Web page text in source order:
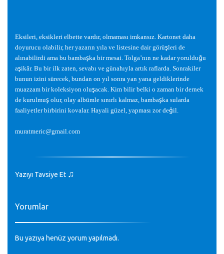
Eksileri, eksikleri elbette vardır, olmaması imkansız. Kartonet daha
doyurucu olabilir, her yazarın yıla ve listesine dair görüşleri de
alınabilirdi ama bu bambaşka bir mesai. Tolga’nın ne kadar yorulduğu
aşikâr. Bu bir ilk zaten, sevabı ve günahıyla artık raflarda. Sonrakiler
bunun izini sürecek, bundan on yıl sonra yan yana geldiklerinde
muazzam bir koleksiyon oluşacak. Kim bilir belki o zaman bir dernek
de kurulmuş olur, olay albümle sınırlı kalmaz, bambaşka sularda
faaliyetler birbirini kovalar. Hayali güzel, yapması zor değil.
muratmeric@gmail.com
Yazıyı Tavsiye Et ♫
Yorumlar
Bu yazıya henüz yorum yapılmadı.